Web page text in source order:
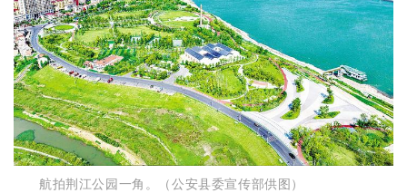
航拍荆江公园一角。（公安县委宣传部供图）